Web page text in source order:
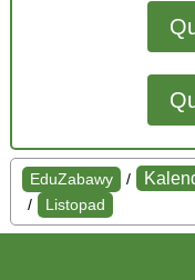
EduZabawy /
/ Listopad